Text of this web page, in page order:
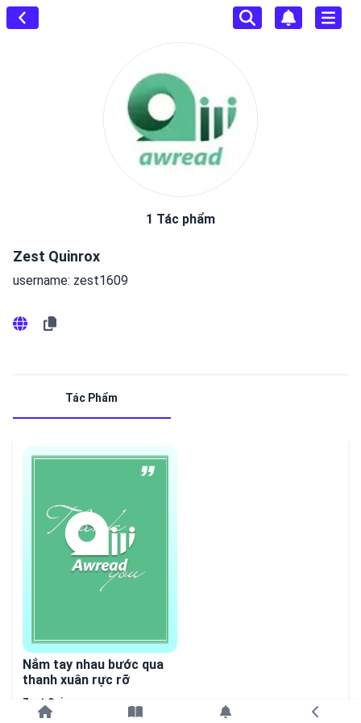
1 Tác phẩm
Zest Quinrox
username: zest1609
Tác Phẩm
Nắm tay nhau bước qua
thanh xuân rực rỡ
Zest Quinrox